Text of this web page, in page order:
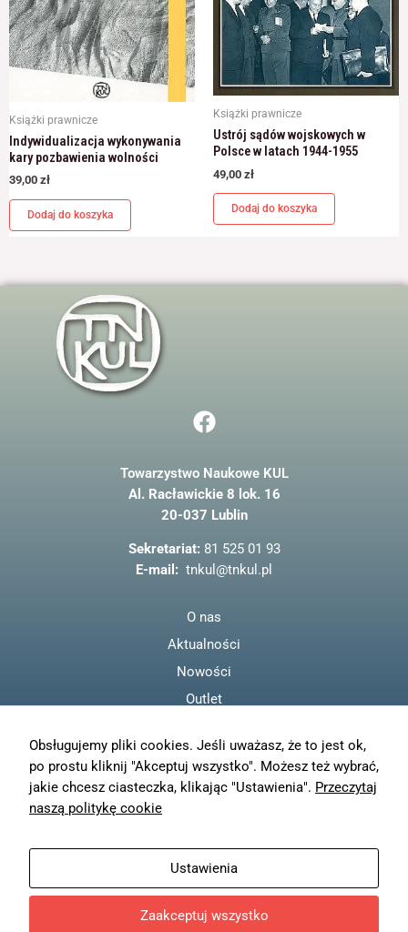
Książki prawnicze
Indywidualizacja wykonywania
kary pozbawienia wolności
39,00 zł
Dodaj do koszyka
Książki prawnicze
Ustrój sądów wojskowych w
Polsce w latach 1944-1955
49,00 zł
Dodaj do koszyka
F
a
e
b
o
o
k
Towarzystwo Naukowe KUL
Al. Racławickie 8 lok. 16
20-037 Lublin
Sekretariat: 81 525 01 93
E-mail: tnkul@tnkul.pl
O nas
Aktualności
Nowości
Outlet
Polityka prywatności
Moje konto
Wysyłka
Zwroty
Obsługujemy pliki cookies. Jeśli uważasz, że to jest ok,
po prostu kliknij "Akceptuj wszystko". Możesz też wybrać,
jakie chcesz ciasteczka, klikając "Ustawienia". Przeczytaj
naszą politykę cookie
Ustawienia
Zaakceptuj wszystko